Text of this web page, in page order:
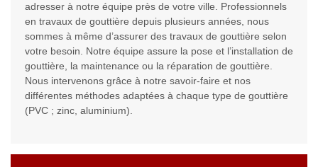
adresser à notre équipe près de votre ville. Professionnels
en travaux de gouttière depuis plusieurs années, nous
sommes à même d’assurer des travaux de gouttière selon
votre besoin. Notre équipe assure la pose et l’installation de
gouttière, la maintenance ou la réparation de gouttière.
Nous intervenons grâce à notre savoir-faire et nos
différentes méthodes adaptées à chaque type de gouttière
(PVC ; zinc, aluminium).